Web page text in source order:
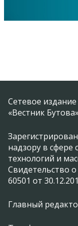
Сетевое
«Вестник
надзору в
технологий и
Свидетельство
60501 от
Главный